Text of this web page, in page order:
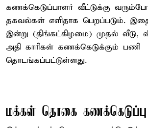
கணக்கெடுப்பாளர் வீட்டுக்கு
தகவல்கள் எளிதாக பெறப்படும்.
இன்று (திங்கட்கிழமை) முதல் வீடு,
அதி காரிகள் கணக்கெடுக்கும் பணி
தொடங்கப்பட்டுள்ளது.
மக்கள் தொகை கணக்கெடுப்பு